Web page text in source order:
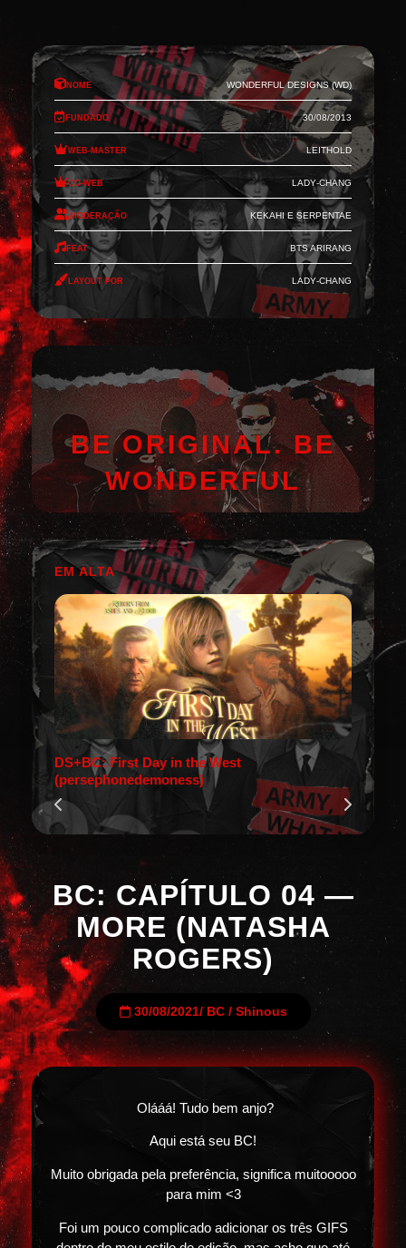
Nome Wonderful Designs (WD)
Fundado 30/08/2013
Web-Master Leithold
Co-Web Lady-Chang
Moderação Kekahi e Serpentae
Feat BTS Arirang
Layout por Lady-Chang
BE ORIGINAL. BE
WONDERFUL
EM ALTA
DS+BC: First Day in the West
(persephonedemoness)
BC: CAPÍTULO 04 —
MORE (NATASHA
ROGERS)
30/08/2021/ BC/ Shinous
Olááá! Tudo bem anjo?
Aqui está seu BC!
Muito obrigada pela preferência, significa muitooooo
para mim <3
Foi um pouco complicado adicionar os três GIFS